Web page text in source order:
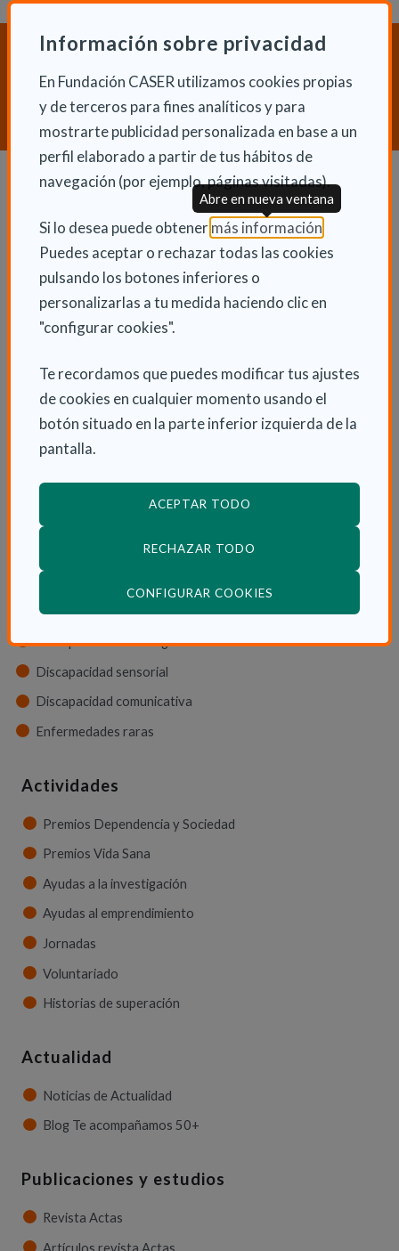
Información sobre privacidad
En Fundación CASER utilizamos cookies propias
y de terceros para fines analíticos y para
mostrarte publicidad personalizada en base a un
perfil elaborado a partir de tus hábitos de
navegación (por ejemplo, páginas visitadas).
Si lo desea puede obtener más información(Abre en
Puedes aceptar o rechazar todas las cookies
pulsando los botones inferiores o
personalizarlas a tu medida haciendo clic en
"configurar cookies".
Te recordamos que puedes modificar tus ajustes
de cookies en cualquier momento usando el
botón situado en la parte inferior izquierda de la
pantalla.
ACEPTAR TODO
RECHAZAR TODO
CONFIGURAR COOKIES
Abre en nueva ventana
¿Necesitas orientación sobre
Dependencia y Discapacidad?
CONTACTA CON NOSOTROS
Dependencia y autonomía
Dependencia en las CCAA
Trámites
La Ley de dependencia
Ayudas económicas
Autonomía
Cuidadores
Tipos de discapacidad
Discapacidad física
Discapacidad orgánica
Discapacidad neurológica
Discapacidad sensorial
Discapacidad comunicativa
Enfermedades raras
Actividades
Premios Dependencia y Sociedad
Premios Vida Sana
Ayudas a la investigación
Ayudas al emprendimiento
Jornadas
Voluntariado
Historias de superación
Actualidad
Noticias de Actualidad
Blog Te acompañamos 50+
Publicaciones y estudios
Revista Actas
Artículos revista Actas